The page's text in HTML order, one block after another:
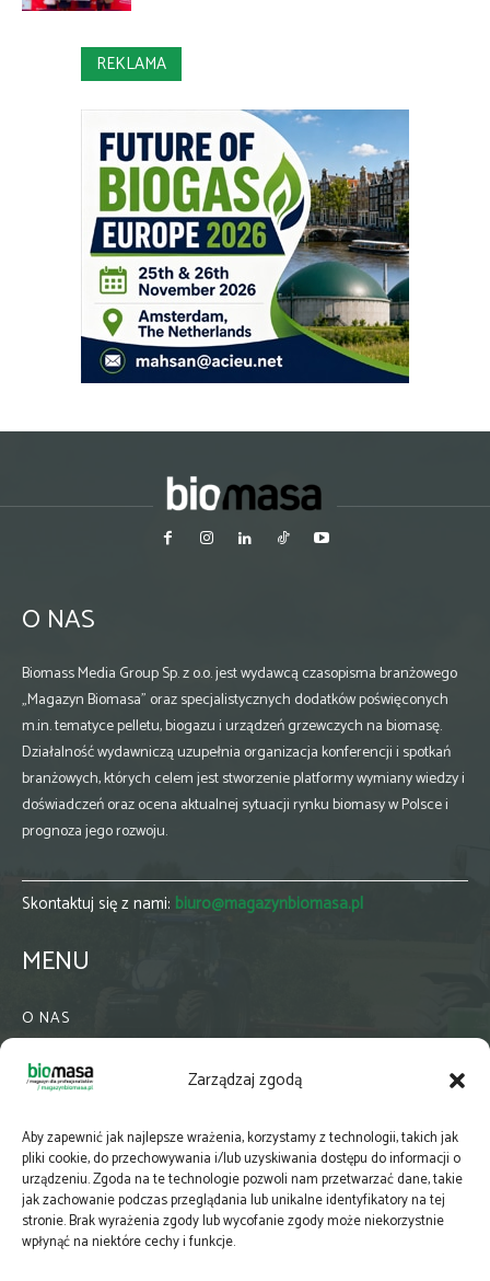
Zarządzaj zgodą
Aby zapewnić jak najlepsze wrażenia, korzystamy z technologii, takich jak
pliki cookie, do przechowywania i/lub uzyskiwania dostępu do informacji o
urządzeniu. Zgoda na te technologie pozwoli nam przetwarzać dane, takie
jak zachowanie podczas przeglądania lub unikalne identyfikatory na tej
stronie. Brak wyrażenia zgody lub wycofanie zgody może niekorzystnie
wpłynąć na niektóre cechy i funkcje.
REKLAMA
O NAS
Biomass Media Group Sp. z o.o. jest wydawcą czasopisma branżowego
„Magazyn Biomasa” oraz specjalistycznych dodatków poświęconych
m.in. tematyce pelletu, biogazu i urządzeń grzewczych na biomasę.
Działalność wydawniczą uzupełnia organizacja konferencji i spotkań
branżowych, których celem jest stworzenie platformy wymiany wiedzy i
doświadczeń oraz ocena aktualnej sytuacji rynku biomasy w Polsce i
prognoza jego rozwoju.
Skontaktuj się z nami: biuro@magazynbiomasa.pl
MENU
O NAS
WSPÓŁPRACA
PRENUMERATA
NEWSLETTER
MAPY
E-WYDANIE